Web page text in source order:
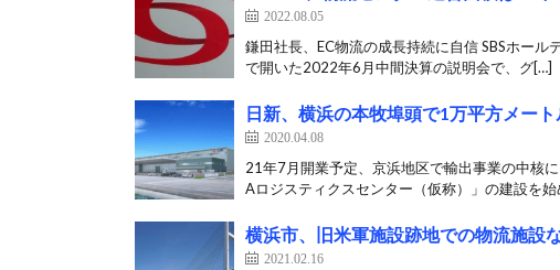
2022.08.05
鎌田社長、EC物流の成長持続に自信 SBSホー
で開いた2022年6月中間決算の説明会で、グ[…]
日新、横浜の本牧埠頭で1万平方メー
2020.04.08
21年7月開業予定、京浜地区で輸出事業の中核
Aロジスティクスセンター（仮称）」の建設を
横浜市、旧米軍施設跡地での物流施設
2021.02.16